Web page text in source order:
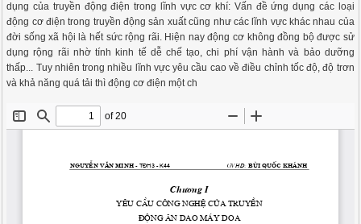
dụng của truyền động điện trong lĩnh vực cơ khí: Vấn đề ứng dụng các loại
động cơ điện trong truyền động sản xuất cũng như các lĩnh vực khác nhau của
đời sống xã hội là hết sức rộng rãi. Hiện nay động cơ không đồng bộ được sử
dụng rộng rãi nhờ tính kinh tế dễ chế tạo, chi phí vận hành và bảo dưỡng
thấp... Tuy nhiên trong nhiều lĩnh vực yêu cầu cao về điều chỉnh tốc độ, độ trơn
và khả năng quá tải thì động cơ điện một ch